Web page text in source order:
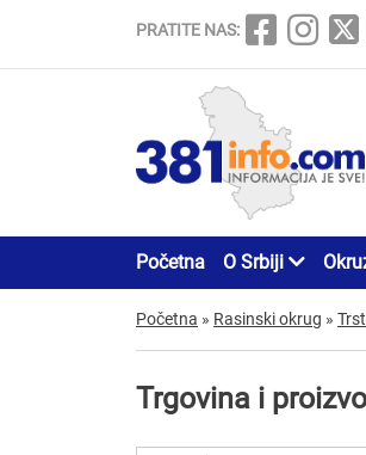
PRATITE NAS:
Početna O Srbiji
Početna » Rasinski okrug »
Trgovina i